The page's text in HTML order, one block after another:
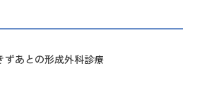
ずあとの形成外科診療